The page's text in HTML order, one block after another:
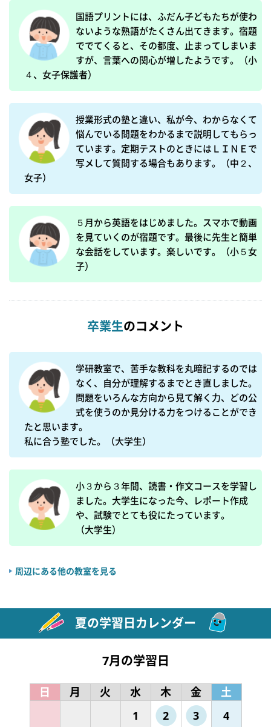
国語プリントには、ふだん子どもたちが使わ
ないような熟語がたくさん出てきます。宿題
ででてくると、その都度、止まってしまいま
すが、言葉への関心が増したようです。（小
４、女子保護者）
授業形式の塾と違い、私が今、わからなくて
悩んでいる問題をわかるまで説明してもらっ
ています。定期テストのときにはＬＩＮＥで
写メして質問する場合もあります。（中２、
女子）
５月から英語をはじめました。スマホで動画
を見ていくのが宿題です。最後に先生と簡単
な会話をしています。楽しいです。（小５女
子）
卒業生のコメント
学研教室で、苦手な教科を丸暗記するのでは
なく、自分が理解するまでとき直しました。
問題をいろんな方向から見て解く力、どの公
式を使うのか見分ける力をつけることができ
たと思います。
私に合う塾でした。（大学生）
小３から３年間、読書・作文コースを学習し
ました。大学生になった今、レポート作成
や、試験でとても役にたっています。
（大学生）
周辺にある他の教室を見る
夏の学習日カレンダー
7月の学習日
日 月 火 水 木 金
土
1
2 3 4